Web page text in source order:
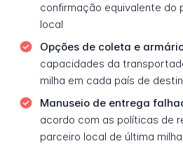
confirmação equivalente do
local
Opções de coleta e
capacidades da
milha em cada país de
Manuseio de entrega
acordo com as políticas de
parceiro local de última milha